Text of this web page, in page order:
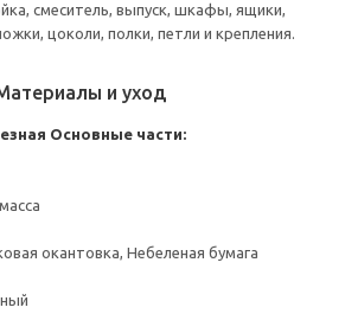
смеситель, выпуск, шкафы, ящики,
цоколи, полки, петли и крепления.
и уход
Основные части:
окантовка, Небеленая бумага